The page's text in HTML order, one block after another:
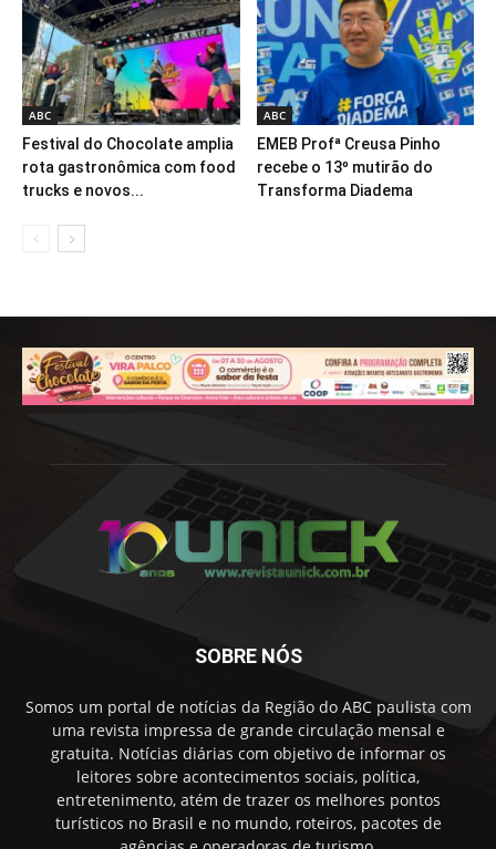
ABC
Festival do Chocolate amplia
rota gastronômica com food
trucks e novos...
ABC
EMEB Profª Creusa Pinho
recebe o 13º mutirão do
Transforma Diadema
SOBRE NÓS
Somos um portal de notícias da Região do ABC paulista com
uma revista impressa de grande circulação mensal e
gratuita. Notícias diárias com objetivo de informar os
leitores sobre acontecimentos sociais, política,
entretenimento, atém de trazer os melhores pontos
turísticos no Brasil e no mundo, roteiros, pacotes de